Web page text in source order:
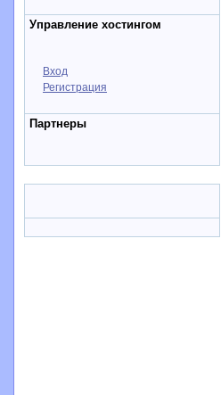
Управление хостингом
Вход
Регистрация
Партнеры